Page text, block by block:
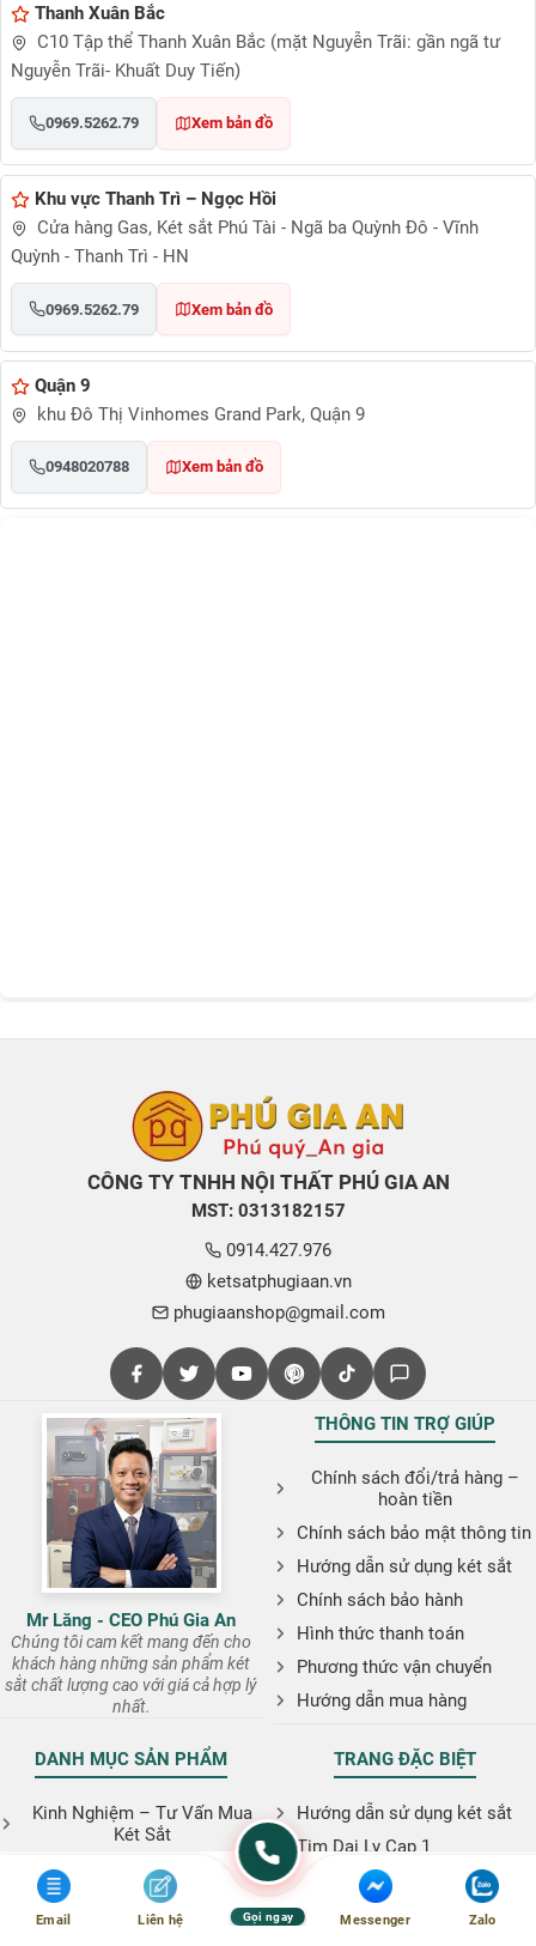
Thanh Xuân Bắc
C10 Tập thể Thanh Xuân Bắc (mặt Nguyễn Trãi: gần ngã tư
Nguyễn Trãi- Khuất Duy Tiến)
0969.5262.79 Xem bản đồ
Khu vực Thanh Trì – Ngọc Hồi
Cửa hàng Gas, Két sắt Phú Tài - Ngã ba Quỳnh Đô - Vĩnh
Quỳnh - Thanh Trì - HN
0969.5262.79 Xem bản đồ
Quận 9
khu Đô Thị Vinhomes Grand Park, Quận 9
0948020788 Xem bản đồ
CÔNG TY TNHH NỘI THẤT PHÚ GIA AN
MST: 0313182157
0914.427.976
ketsatphugiaan.vn
phugiaanshop@gmail.com
Mr Lăng - CEO Phú Gia An
Chúng tôi cam kết mang đến cho
khách hàng những sản phẩm két
sắt chất lượng cao với giá cả hợp lý
nhất.
THÔNG TIN TRỢ GIÚP
Chính sách đổi/trả hàng –
hoàn tiền
Chính sách bảo mật thông tin
Hướng dẫn sử dụng két sắt
Chính sách bảo hành
Hình thức thanh toán
Phương thức vận chuyển
Hướng dẫn mua hàng
DANH MỤC SẢN PHẨM
Kinh Nghiệm – Tư Vấn Mua
Két Sắt
Giá Cả Và Ưu Đãi
Tin Tức
So Sánh – Đánh Giá
TRANG ĐẶC BIỆT
Hướng dẫn sử dụng két sắt
Tim Dai Ly Cap 1
Bản đồ các cơ sở
Giới thiệu
Email Liên hệ Gọi ngay Messenger Zalo